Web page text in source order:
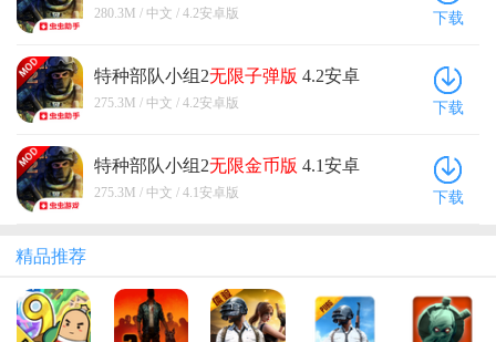
相较于平常血条的战斗模式，多了一种“模块模
是否阵亡，比如说，如果你被攻击的地方位于坦克其
他无关紧要的地方，那可能许多炮都打不死你，但如
果打中你的地方是你驾驶坦克的位置，那很可能一炮
贴近现实生活。 缺点： 【上手不易】游戏没有新手教
程，整个游戏过程需要自己探索。要粗略的了解这款
游戏的某个玩法并不难，但想要深入了解甚至是掌握
地形的掌握，载具的驾驭，以及炮弹的发射。尤其是
炮弹的发射，再没掌握方法的情况下，好几次攻击别
280.3M / 中文 / 4.2安卓版 下载
特种部队小组2无限子弹版 4.2安卓
版
275.3M / 中文 / 4.2安卓版 下载
特种部队小组2无限金币版 4.1安卓
版
275.3M / 中文 / 4.1安卓版 下载
精品推荐